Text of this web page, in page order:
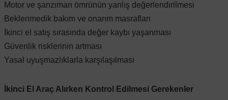
Motor ve şanzıman ömrünün yanlış değerlendirilmesi
Beklenmedik bakım ve onarım masrafları
İkinci el satış sırasında değer kaybı yaşanması
Güvenlik risklerinin artması
Yasal uyuşmazlıklarla karşılaşılması
İkinci El Araç Alırken Kontrol Edilmesi Gerekenler